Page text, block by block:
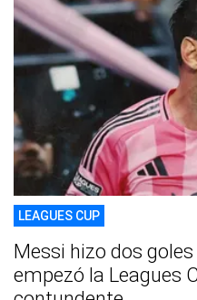
LEAGUES CUP
Messi hizo dos
empezó la Leagues